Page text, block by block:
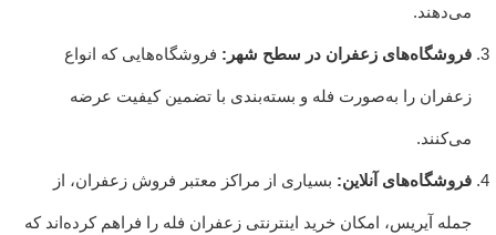
می‌دهند.
فروشگاه‌های زعفران در سطح شهر: فروشگاه‌هایی که انواع
زعفران را به‌صورت فله و بسته‌بندی با تضمین کیفیت عرضه
می‌کنند.
فروشگاه‌های آنلاین: بسیاری از مراکز معتبر فروش زعفران، از
جمله آیریس، امکان خرید اینترنتی زعفران فله را فراهم کرده‌اند که